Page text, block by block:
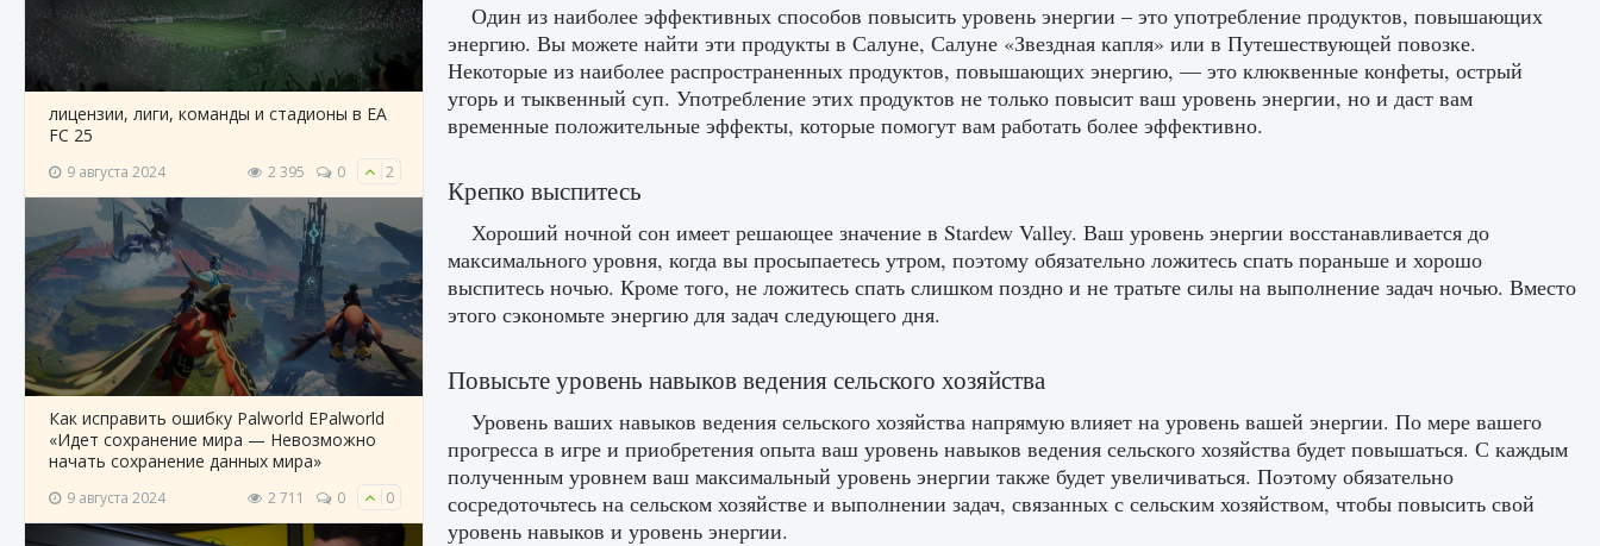
лицензии, лиги, команды и стадионы в EA
FC 25
9 августа 2024 2 395 0 2
Как исправить ошибку Palworld EPalworld
«Идет сохранение мира — Невозможно
начать сохранение данных мира»
9 августа 2024 2 711 0 0
Один из наиболее эффективных способов повысить уровень энергии – это употребление продуктов, повышающих
энергию. Вы можете найти эти продукты в Салуне, Салуне «Звездная капля» или в Путешествующей повозке.
Некоторые из наиболее распространенных продуктов, повышающих энергию, — это клюквенные конфеты, острый
угорь и тыквенный суп. Употребление этих продуктов не только повысит ваш уровень энергии, но и даст вам
временные положительные эффекты, которые помогут вам работать более эффективно.
Крепко выспитесь
Хороший ночной сон имеет решающее значение в Stardew Valley. Ваш уровень энергии восстанавливается до
максимального уровня, когда вы просыпаетесь утром, поэтому обязательно ложитесь спать пораньше и хорошо
выспитесь ночью. Кроме того, не ложитесь спать слишком поздно и не тратьте силы на выполнение задач ночью. Вместо
этого сэкономьте энергию для задач следующего дня.
Повысьте уровень навыков ведения сельского хозяйства
Уровень ваших навыков ведения сельского хозяйства напрямую влияет на уровень вашей энергии. По мере вашего
прогресса в игре и приобретения опыта ваш уровень навыков ведения сельского хозяйства будет повышаться. С каждым
полученным уровнем ваш максимальный уровень энергии также будет увеличиваться. Поэтому обязательно
сосредоточьтесь на сельском хозяйстве и выполнении задач, связанных с сельским хозяйством, чтобы повысить свой
уровень навыков и уровень энергии.